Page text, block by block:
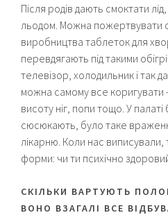
Після родів дають смоктати
льодом. Можна пожертвувати
виробництва таблеток для
перевдягають під такими
телевізор, холодильник і так
можна самому все коригувати
висоту ніг, попи тощо. У
сюсюкають, було таке
лікарню. Коли нас виписували,
форми: чи ти психічно здоровий
СКІЛЬКИ ВАРТУЮТЬ
ВОНО ВЗАГАЛІ ВСЕ